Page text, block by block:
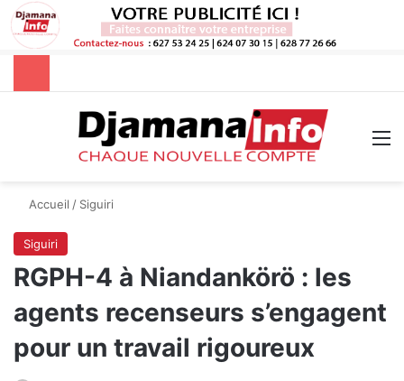
Rechercher
Accueil / Siguiri
Siguiri
RGPH-4 à Niandankörö : les
agents recenseurs s’engagent
pour un travail rigoureux